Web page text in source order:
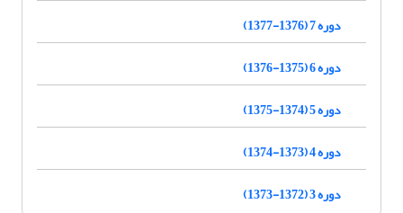
دوره 7 (1376-1377)
دوره 6 (1375-1376)
دوره 5 (1374-1375)
دوره 4 (1373-1374)
دوره 3 (1372-1373)